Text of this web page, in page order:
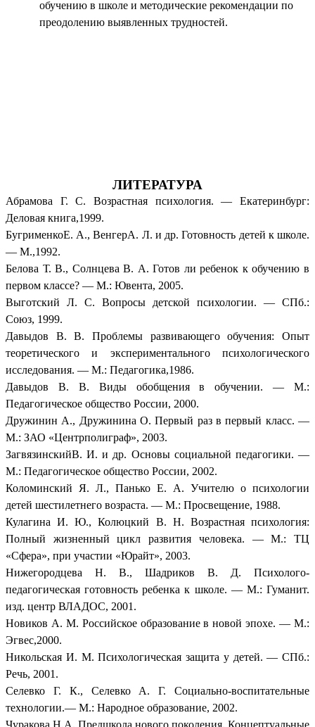
обучению в школе и методические рекомендации по
преодолению выявленных трудностей.
ЛИТЕРАТУРА
Абрамова Г. С. Возрастная психология. — Екатеринбург:
Деловая книга,1999.
БугрименкоЕ. А., ВенгерА. Л. и др. Готовность детей к школе.
— М.,1992.
Белова Т. В., Солнцева В. А. Готов ли ребенок к обучению в
первом классе? — М.: Ювента, 2005.
Выготский Л. С. Вопросы детской психологии. — СПб.:
Союз, 1999.
Давыдов В. В. Проблемы развивающего обучения: Опыт
теоретического и экспериментального психологического
исследования. — М.: Педагогика,1986.
Давыдов В. В. Виды обобщения в обучении. — М.:
Педагогическое общество России, 2000.
Дружинин А., Дружинина О. Первый раз в первый класс. —
М.: ЗАО «Центрполиграф», 2003.
ЗагвязинскийВ. И. и др. Основы социальной педагогики. —
М.: Педагогическое общество России, 2002.
Коломинский Я. Л., Панько Е. А. Учителю о психологии
детей шестилетнего возраста. — М.: Просвещение, 1988.
Кулагина И. Ю., Колюцкий В. Н. Возрастная психология:
Полный жизненный цикл развития человека. — М.: ТЦ
«Сфера», при участии «Юрайт», 2003.
Нижегородцева Н. В., Шадриков В. Д. Психолого-
педагогическая готовность ребенка к школе. — М.: Гуманит.
изд. центр ВЛАДОС, 2001.
Новиков А. М. Российское образование в новой эпохе. — М.:
Эгвес,2000.
Никольская И. М. Психологическая защита у детей. — СПб.:
Речь, 2001.
Селевко Г. К., Селевко А. Г. Социально-воспитательные
технологии.— М.: Народное образование, 2002.
Чуракова Н.А. Предшкола нового поколения. Концептуальные